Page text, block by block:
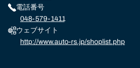
電話番号
048-579-1411
ウェブサイト
http://www.auto-rs.jp/shoplist.php